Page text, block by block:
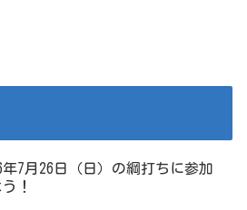
年7月26日（日）の綱打ちに参加
！